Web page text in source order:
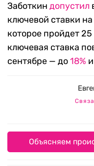
Заботкин допустил
ключевой ставки
которое пройдет
ключевая ставка
сентябре — до18% и
Объясняем